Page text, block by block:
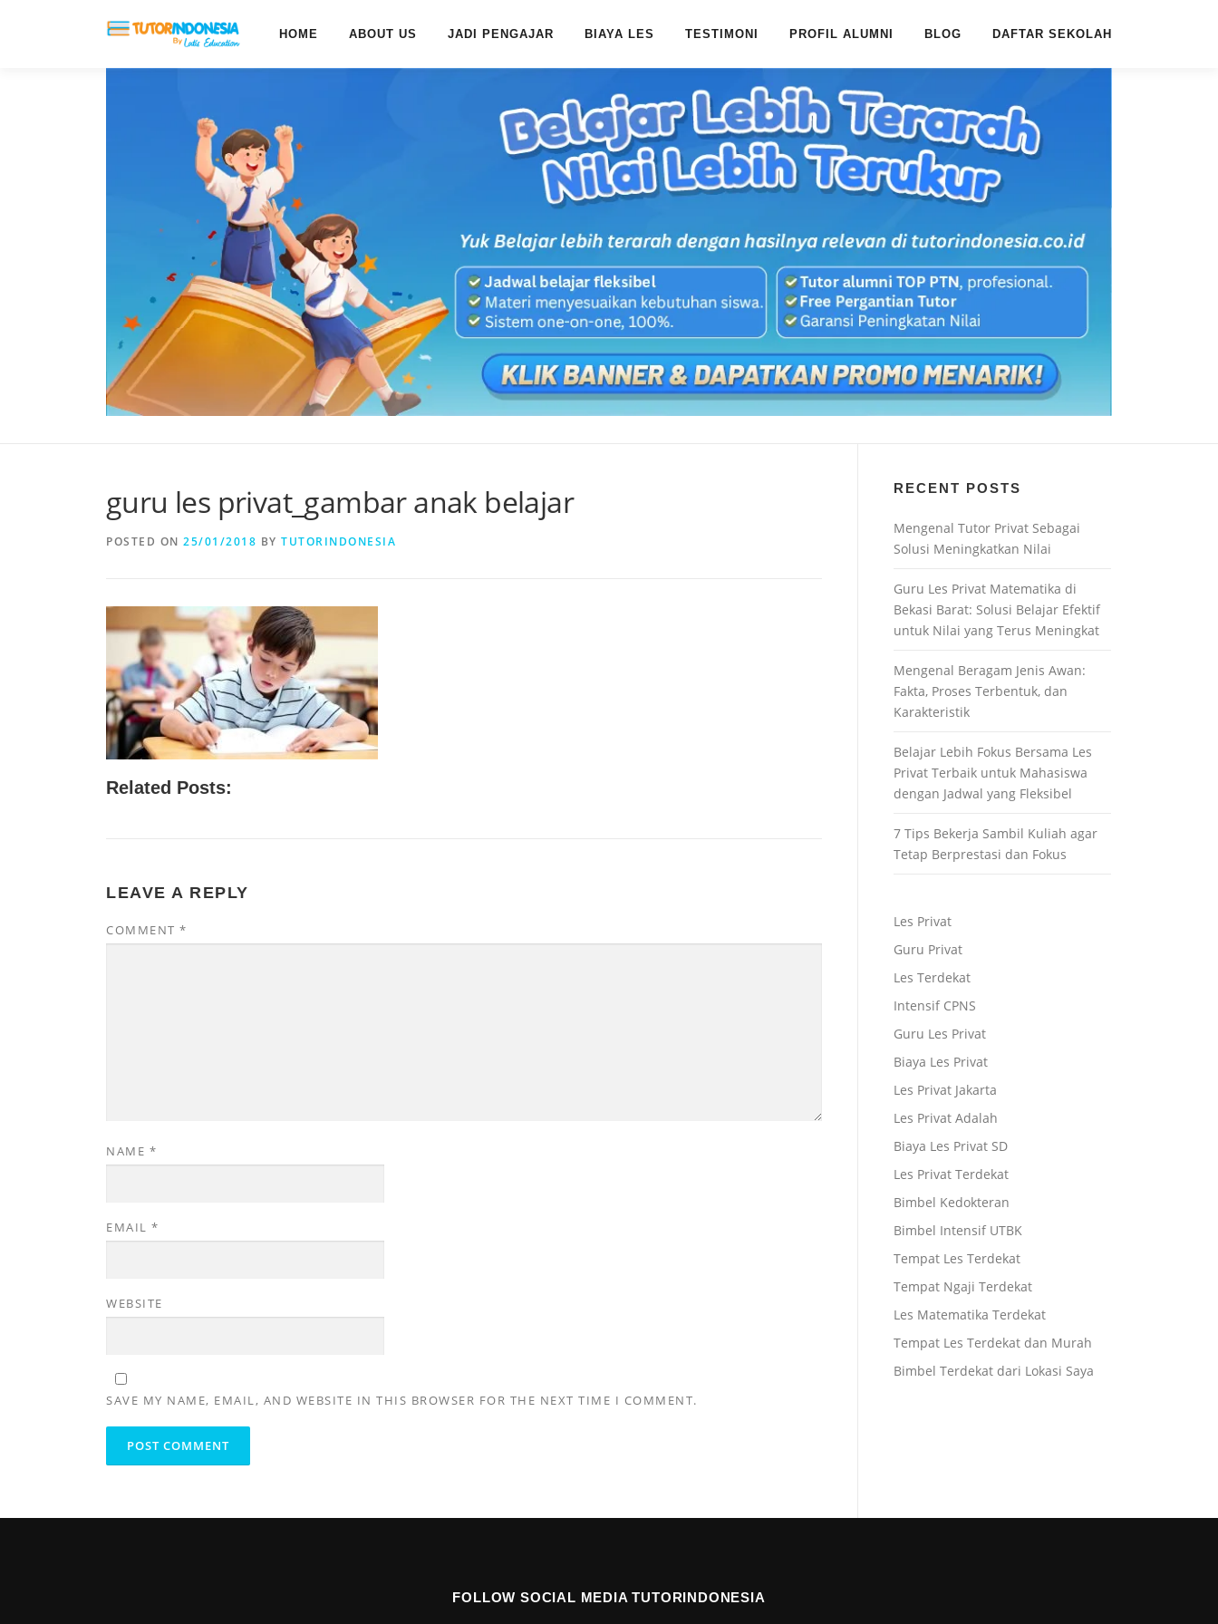
HOME ABOUT US JADI PENGAJAR BIAYA LES TESTIMONI PROFIL ALUMNI BLOG DAFTAR SEKOLAH
guru les privat_gambar anak belajar
POSTED ON 25/01/2018 BY TUTORINDONESIA
Related Posts:
LEAVE A REPLY
COMMENT *
NAME *
EMAIL *
WEBSITE
SAVE MY NAME, EMAIL, AND WEBSITE IN THIS BROWSER FOR THE NEXT TIME I COMMENT.
RECENT POSTS
Mengenal Tutor Privat Sebagai
Solusi Meningkatkan Nilai
Guru Les Privat Matematika di
Bekasi Barat: Solusi Belajar Efektif
untuk Nilai yang Terus Meningkat
Mengenal Beragam Jenis Awan:
Fakta, Proses Terbentuk, dan
Karakteristik
Belajar Lebih Fokus Bersama Les
Privat Terbaik untuk Mahasiswa
dengan Jadwal yang Fleksibel
7 Tips Bekerja Sambil Kuliah agar
Tetap Berprestasi dan Fokus
Les Privat
Guru Privat
Les Terdekat
Intensif CPNS
Guru Les Privat
Biaya Les Privat
Les Privat Jakarta
Les Privat Adalah
Biaya Les Privat SD
Les Privat Terdekat
Bimbel Kedokteran
Bimbel Intensif UTBK
Tempat Les Terdekat
Tempat Ngaji Terdekat
Les Matematika Terdekat
Tempat Les Terdekat dan Murah
Bimbel Terdekat dari Lokasi Saya
FOLLOW SOCIAL MEDIA TUTORINDONESIA